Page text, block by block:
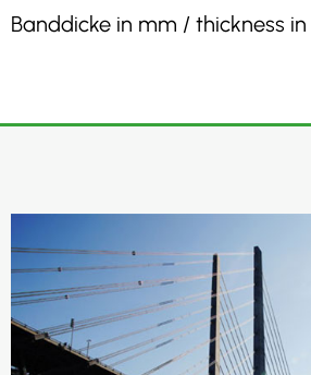
Banddicke in mm / thickness